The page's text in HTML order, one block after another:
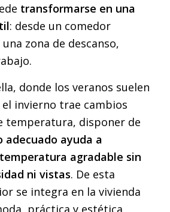
transformarse en una
: desde un comedor
zona de descanso,
donde los veranos suelen
invierno trae cambios
temperatura, disponer de
adecuado ayuda a
agradable sin
ni vistas. De esta
se integra en la vivienda
práctica y estética.